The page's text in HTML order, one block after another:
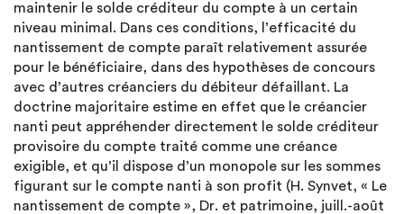
maintenir le solde créditeur du compte à un certain
niveau minimal. Dans ces conditions, l’efficacité du
nantissement de compte paraît relativement assurée
pour le bénéficiaire, dans des hypothèses de concours
avec d’autres créanciers du débiteur défaillant. La
doctrine majoritaire estime en effet que le créancier
nanti peut appréhender directement le solde créditeur
provisoire du compte traité comme une créance
exigible, et qu’il dispose d’un monopole sur les sommes
figurant sur le compte nanti à son profit (H. Synvet, « Le
nantissement de compte », Dr. et patrimoine, juill.-août